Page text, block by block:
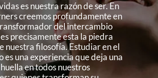
es nuestra razón de ser. En
creemos profundamente en
del intercambio
precisamente esta la piedra
nuestra filosofía. Estudiar en el
es una experiencia que deja una
en todos nuestros